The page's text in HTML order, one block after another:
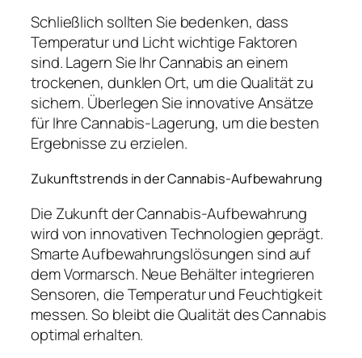
Schließlich sollten Sie bedenken, dass
Temperatur und Licht wichtige Faktoren
sind. Lagern Sie Ihr Cannabis an einem
trockenen, dunklen Ort, um die Qualität zu
sichern. Überlegen Sie innovative Ansätze
für Ihre Cannabis-Lagerung, um die besten
Ergebnisse zu erzielen.
Zukunftstrends in der Cannabis-Aufbewahrung
Die Zukunft der Cannabis-Aufbewahrung
wird von innovativen Technologien geprägt.
Smarte Aufbewahrungslösungen sind auf
dem Vormarsch. Neue Behälter integrieren
Sensoren, die Temperatur und Feuchtigkeit
messen. So bleibt die Qualität des Cannabis
optimal erhalten.